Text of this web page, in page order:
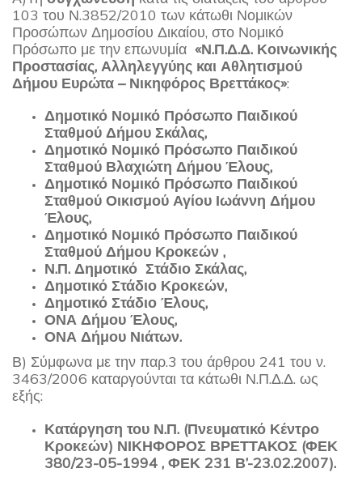
103 του Ν.3852/2010 των κάτωθι Νομικών
Προσώπων Δημοσίου Δικαίου, στο Νομικό
Πρόσωπο με την επωνυμία «Ν.Π.Δ.Δ. Κοινωνικής
Προστασίας, Αλληλεγγύης και Αθλητισμού
Δήμου Ευρώτα – Νικηφόρος Βρεττάκος»:
Δημοτικό Νομικό Πρόσωπο Παιδικού
Σταθμού Δήμου Σκάλας,
Δημοτικό Νομικό Πρόσωπο Παιδικού
Σταθμού Βλαχιώτη Δήμου Έλους,
Δημοτικό Νομικό Πρόσωπο Παιδικού
Σταθμού Οικισμού Αγίου Ιωάννη Δήμου
Έλους,
Δημοτικό Νομικό Πρόσωπο Παιδικού
Σταθμού Δήμου Κροκεών ,
Ν.Π. Δημοτικό Στάδιο Σκάλας,
Δημοτικό Στάδιο Κροκεών,
Δημοτικό Στάδιο Έλους,
ΟΝΑ Δήμου Έλους,
ΟΝΑ Δήμου Νιάτων.
Β) Σύμφωνα με την παρ.3 του άρθρου 241 του ν.
3463/2006 καταργούνται τα κάτωθι Ν.Π.Δ.Δ. ως
εξής:
Κατάργηση του Ν.Π. (Πνευματικό Κέντρο
Κροκεών) ΝΙΚΗΦΟΡΟΣ ΒΡΕΤΤΑΚΟΣ (ΦΕΚ
380/23-05-1994 , ΦΕΚ 231 Β’-23.02.2007).